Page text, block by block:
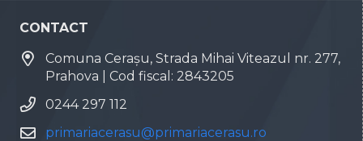
CONTACT
Comuna Cerașu, Strada Mihai Viteazul nr. 277,
Prahova | Cod fiscal: 2843205
0244 297 112
primariacerasu@primariacerasu.ro